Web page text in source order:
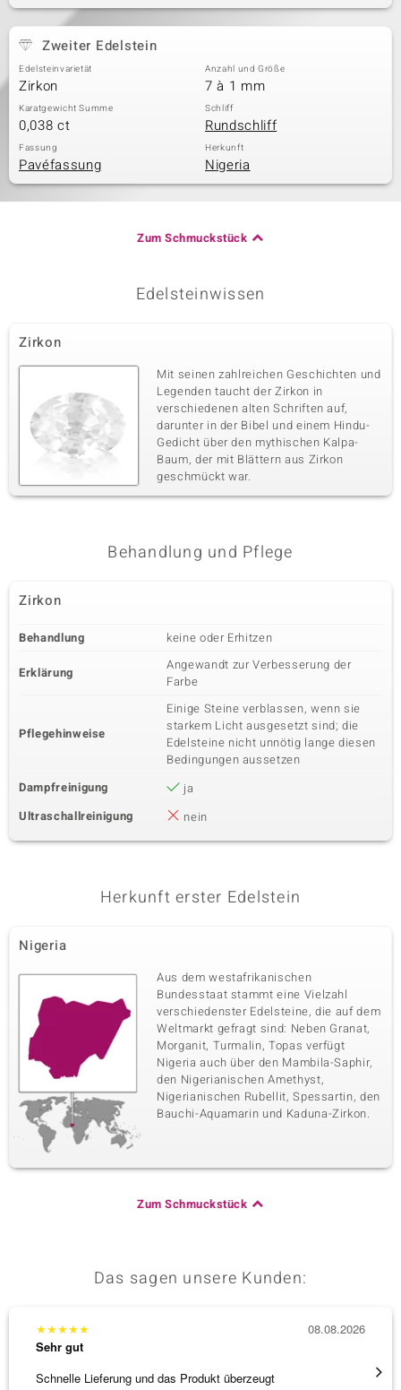
Zweiter Edelstein
Edelsteinvarietät
Zirkon
Anzahl und Größe
7 à 1 mm
Karatgewicht Summe
0,038 ct
Schliff
Rundschliff
Fassung
Pavéfassung
Herkunft
Nigeria
Zum Schmuckstück
Edelsteinwissen
Zirkon
Mit seinen zahlreichen Geschichten und
Legenden taucht der Zirkon in
verschiedenen alten Schriften auf,
darunter in der Bibel und einem Hindu-
Gedicht über den mythischen Kalpa-
Baum, der mit Blättern aus Zirkon
geschmückt war.
Behandlung und Pflege
Zirkon
Behandlung keine oder Erhitzen
Erklärung
Angewandt zur Verbesserung der
Farbe
Pflegehinweise
Einige Steine verblassen, wenn sie
starkem Licht ausgesetzt sind; die
Edelsteine nicht unnötig lange diesen
Bedingungen aussetzen
Dampfreinigung
ja
Ultraschallreinigung
nein
Herkunft erster Edelstein
Nigeria
Aus dem westafrikanischen
Bundesstaat stammt eine Vielzahl
verschiedenster Edelsteine, die auf dem
Weltmarkt gefragt sind: Neben Granat,
Morganit, Turmalin, Topas verfügt
Nigeria auch über den Mambila-Saphir,
den Nigerianischen Amethyst,
Nigerianischen Rubellit, Spessartin, den
Bauchi-Aquamarin und Kaduna-Zirkon.
Zum Schmuckstück
Das sagen unsere Kunden:
★★★★★
Sehr gut
Schnelle Lieferung und das Produkt überzeugt
08.08.2026